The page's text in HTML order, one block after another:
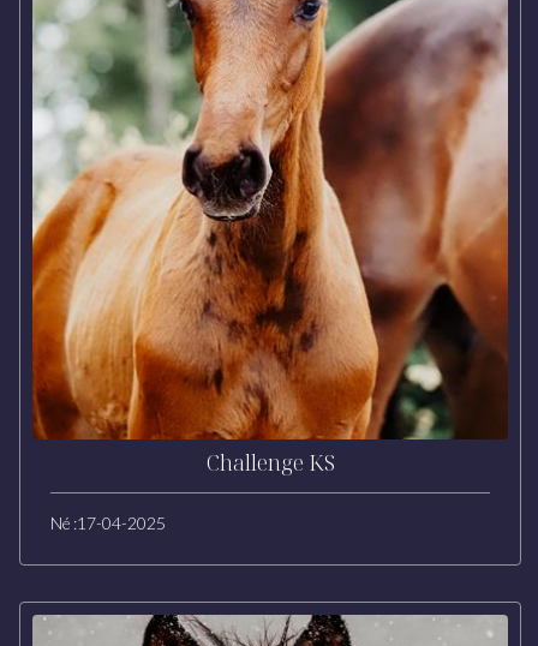
Challenge KS
Né :17-04-2025